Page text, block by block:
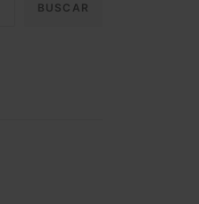
BUSCAR